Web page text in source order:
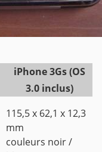
iPhone 3Gs (OS
3.0 inclus)
115,5 x 62,1 x 12,3
mm
couleurs noir /